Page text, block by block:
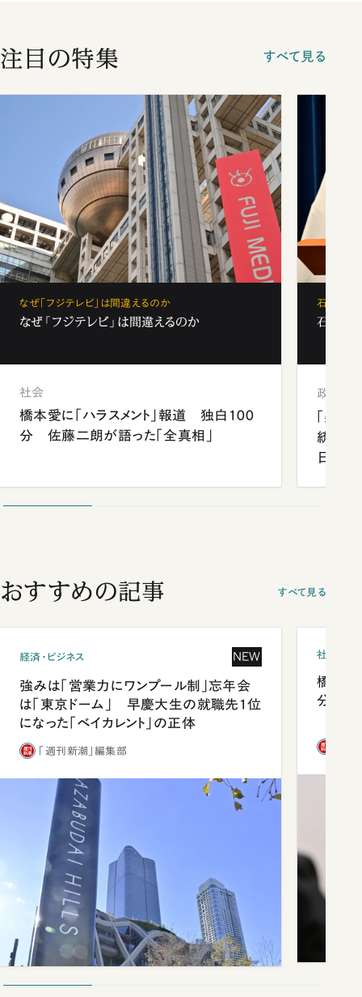
注目の特集 すべて見る
なぜ「フジテレビ」は間違えるのか
なぜ「フジテレビ」は間違えるのか
社会
橋本愛に「ハラスメント」報道 独白100
分 佐藤二朗が語った「全真相」
石破茂、
石破茂
政治
「楽し
統領と
日米
おすすめの記事 すべて見る
経済・ビジネス NEW
強みは「営業力にワンプール制」忘年会
は「東京ドーム」 早慶大生の就職先1位
になった「ベイカレント」の正体
「週刊新潮」編集部
社会
橋本愛
分 佐